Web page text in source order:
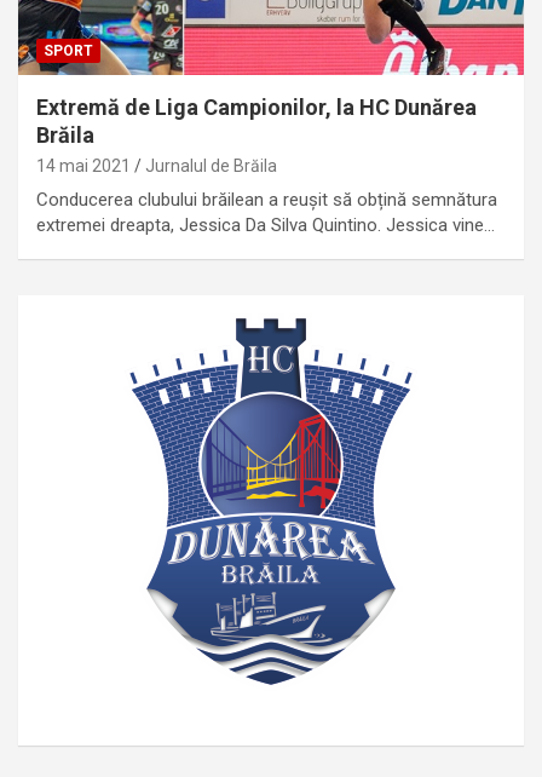
SPORT
Extremă de Liga Campionilor, la HC Dunărea
Brăila
14 mai 2021 Jurnalul de Brăila
Conducerea clubului brăilean a reușit să obțină semnătura
extremei dreapta, Jessica Da Silva Quintino. Jessica vine…